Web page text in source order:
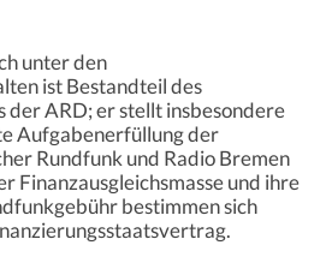
unter den
ist Bestandteil des
der ARD; er stellt insbesondere
Aufgabenerfüllung der
Rundfunk und Radio Bremen
Finanzausgleichsmasse und ihre
bestimmen sich